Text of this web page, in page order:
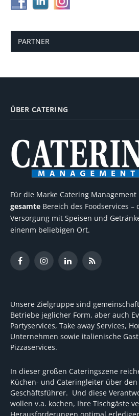
PARTNER
ÜBER CATERING
Für die Marke Catering
gesamte Bereich des Foodservices –
Versorgung mit Speisen und
einenm beliebigen Ort.
FacebookInstagramLinkedInRSS
Unsere Zielgruppe sind
Betriebe jeglicher Form, aber auch
Partyservices, Take away Services,
Unternehmen sowie italienische
Pizzaservices.
In dieser großen Cateringszene
Küchen- und Cateringleiter über den
Geschäftsführer. Und diese
wollen v.a. kochen, Ihre Tischgäste